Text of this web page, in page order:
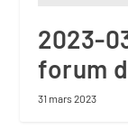
2023-
forum
31 mars 2023